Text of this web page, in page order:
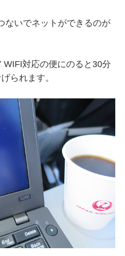
ないでネットができるのが
WIFI対応の便にのると30分
られます。